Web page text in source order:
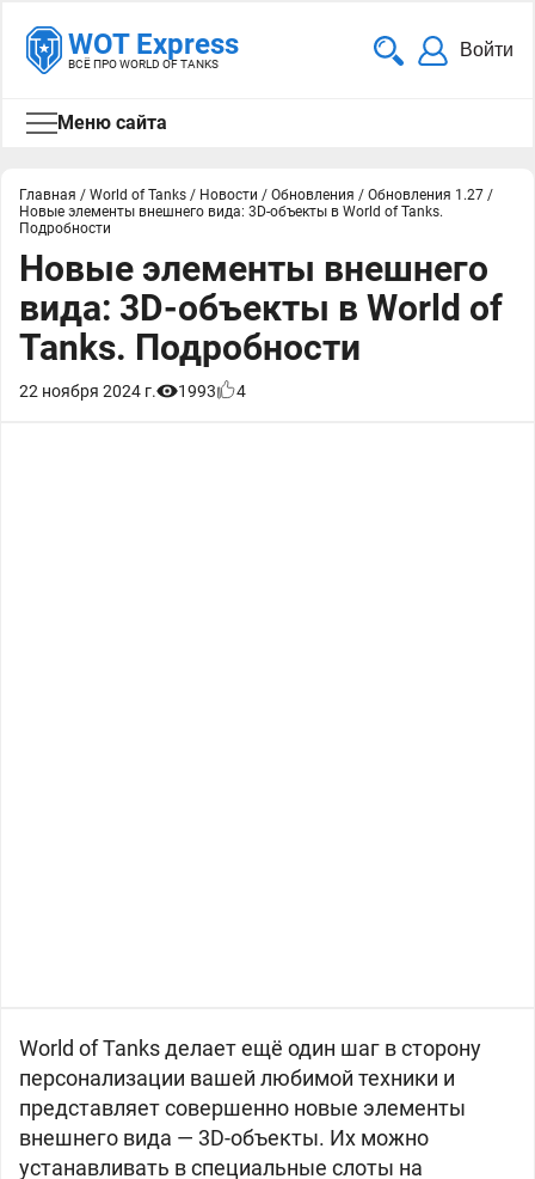
WOT Express
ВСЁ ПРО WORLD OF TANKS
Войти
Меню сайта
Главная / World of Tanks / Новости / Обновления / Обновления 1.27 /
Новые элементы внешнего вида: 3D-объекты в World of Tanks.
Подробности
Новые элементы внешнего
вида: 3D-объекты в World of
Tanks. Подробности
22 ноября 2024 г. 1993 4
World of Tanks делает ещё один шаг в сторону
персонализации вашей любимой техники и
представляет совершенно новые элементы
внешнего вида — 3D-объекты. Их можно
устанавливать в специальные слоты на